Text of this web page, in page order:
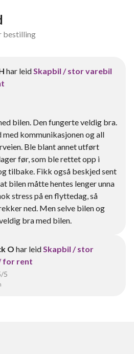
bestilling
har leidSkapbil / stor varebil
bilen. Den fungerte veldig bra.
kommunikasjonen og all
Ble blant annet utført
før, som ble rettet opp i
tilbake. Fikk også beskjed sent
bilen måtte hentes lenger unna
stress på en flyttedag, så
ned. Men selve bilen og
bra med bilen.
O har leidSkapbil / stor
for rent
/5